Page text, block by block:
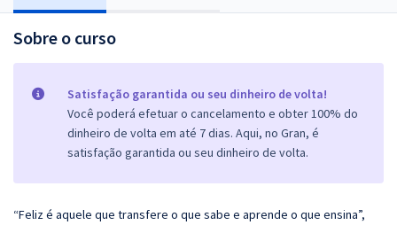
Sobre o curso
Satisfação garantida ou seu dinheiro de volta!
Você poderá efetuar o cancelamento e obter 100% do
dinheiro de volta em até 7 dias. Aqui, no Gran, é
satisfação garantida ou seu dinheiro de volta.
“Feliz é aquele que transfere o que sabe e aprende o que ensina”,